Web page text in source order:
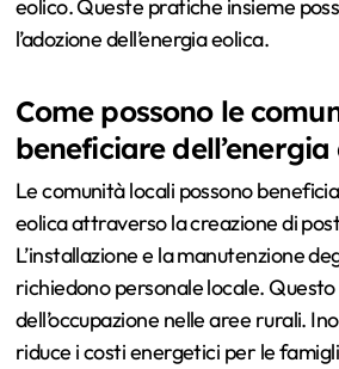
eolico. Queste pratiche insieme
l’adozione dell’energia eolica.
Come possono le
beneficiare dell’energia
Le comunità locali possono
eolica attraverso la creazione di
L’installazione e la manutenzione
richiedono personale locale.
dell’occupazione nelle aree rurali.
riduce i costi energetici per le